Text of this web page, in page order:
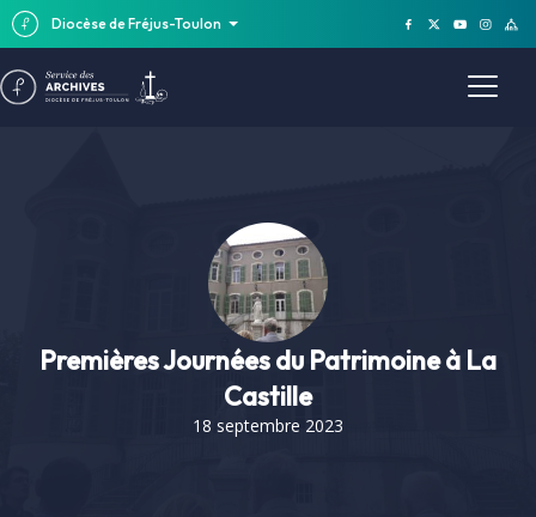
Diocèse de Fréjus-Toulon
Premières Journées du Patrimoine à La
Castille
18 septembre 2023